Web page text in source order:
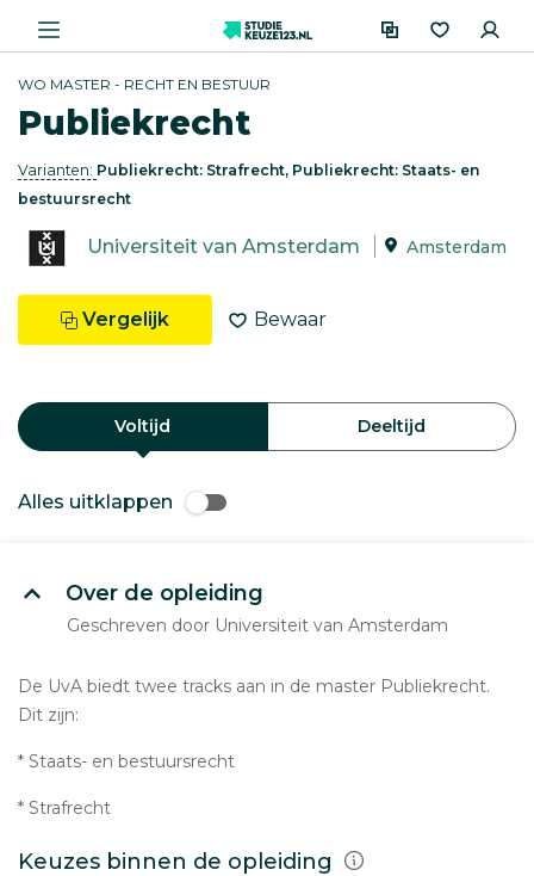
WO MASTER - RECHT EN BESTUUR
Publiekrecht
Varianten: Publiekrecht: Strafrecht, Publiekrecht: Staats- en
bestuursrecht
Universiteit van Amsterdam Amsterdam
Vergelijk Bewaar
Voltijd Deeltijd
Alles uitklappen
Over de opleiding
Geschreven door Universiteit van Amsterdam
De UvA biedt twee tracks aan in de master Publiekrecht.
Dit zijn:
* Staats- en bestuursrecht
* Strafrecht
Keuzes binnen de opleiding